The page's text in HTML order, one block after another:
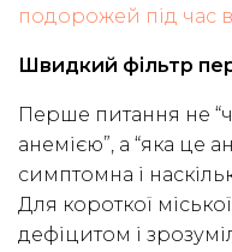
подорожей під час
Швидкий фільтр
Перше питання не
анемією”, а “яка це
симптомна і
Для короткої
дефіцитом і